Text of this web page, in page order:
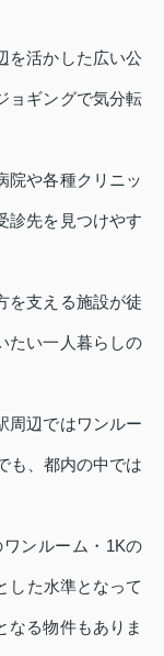
を活かした広い公
ョギングで気分転
院や各種クリニッ
診先を見つけやす
を支える施設が徒
たい一人暮らしの
周辺ではワンルー
も、都内の中では
ンルーム・1Kの
した水準となって
なる物件もありま